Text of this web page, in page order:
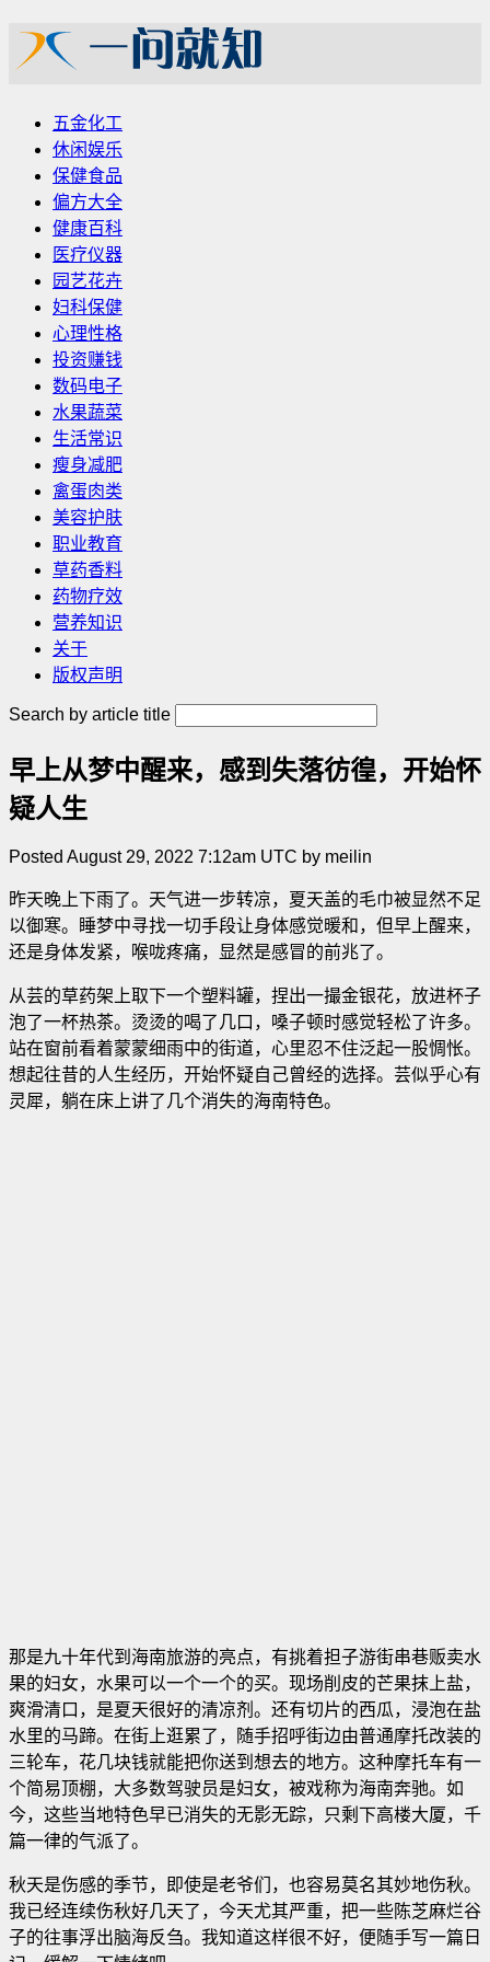
五金化工
休闲娱乐
保健食品
偏方大全
健康百科
医疗仪器
园艺花卉
妇科保健
心理性格
投资赚钱
数码电子
水果蔬菜
生活常识
瘦身减肥
禽蛋肉类
美容护肤
职业教育
草药香料
药物疗效
营养知识
关于
版权声明
Search by article title
早上从梦中醒来，感到失落彷徨，开始怀
疑人生
Posted August 29, 2022 7:12am UTC by meilin
昨天晚上下雨了。天气进一步转凉，夏天盖的毛巾被显然不足
以御寒。睡梦中寻找一切手段让身体感觉暖和，但早上醒来，
还是身体发紧，喉咙疼痛，显然是感冒的前兆了。
从芸的草药架上取下一个塑料罐，捏出一撮金银花，放进杯子
泡了一杯热茶。烫烫的喝了几口，嗓子顿时感觉轻松了许多。
站在窗前看着蒙蒙细雨中的街道，心里忍不住泛起一股惆怅。
想起往昔的人生经历，开始怀疑自己曾经的选择。芸似乎心有
灵犀，躺在床上讲了几个消失的海南特色。
那是九十年代到海南旅游的亮点，有挑着担子游街串巷贩卖水
果的妇女，水果可以一个一个的买。现场削皮的芒果抹上盐，
爽滑清口，是夏天很好的清凉剂。还有切片的西瓜，浸泡在盐
水里的马蹄。在街上逛累了，随手招呼街边由普通摩托改装的
三轮车，花几块钱就能把你送到想去的地方。这种摩托车有一
个简易顶棚，大多数驾驶员是妇女，被戏称为海南奔驰。如
今，这些当地特色早已消失的无影无踪，只剩下高楼大厦，千
篇一律的气派了。
秋天是伤感的季节，即使是老爷们，也容易莫名其妙地伤秋。
我已经连续伤秋好几天了，今天尤其严重，把一些陈芝麻烂谷
子的往事浮出脑海反刍。我知道这样很不好，便随手写一篇日